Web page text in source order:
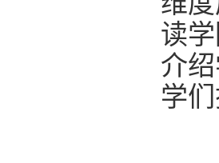
读
介
学